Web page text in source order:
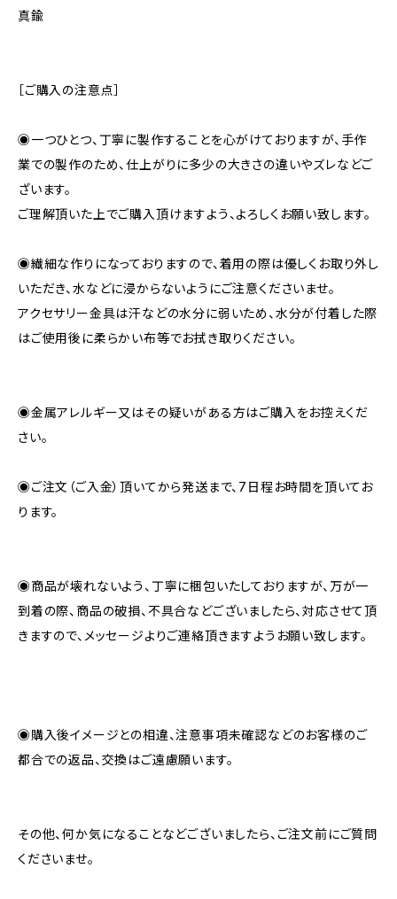
真鍮
［ご購入の注意点］
◉一つひとつ、丁寧に製作することを心がけておりますが、手作
業での製作のため、仕上がりに多少の大きさの違いやズレなどご
ざいます。
ご理解頂いた上でご購入頂けますよう、よろしくお願い致します。
◉繊細な作りになっておりますので、着用の際は優しくお取り外し
いただき、水などに浸からないようにご注意くださいませ。
アクセサリー金具は汗などの水分に弱いため、水分が付着した際
はご使用後に柔らかい布等でお拭き取りください。
◉金属アレルギー又はその疑いがある方はご購入をお控えくだ
さい。
◉ご注文（ご入金）頂いてから発送まで、7日程お時間を頂いてお
ります。
◉商品が壊れないよう、丁寧に梱包いたしておりますが、万が一
到着の際、商品の破損、不具合などございましたら、対応させて頂
きますので、メッセージよりご連絡頂きますようお願い致します。
◉購入後イメージとの相違、注意事項未確認などのお客様のご
都合での返品、交換はご遠慮願います。
その他、何か気になることなどございましたら、ご注文前にご質問
くださいませ。